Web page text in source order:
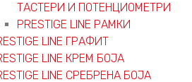
ТАСТЕРИ И ПОТЕНЦИОМЕТРИ
PRESTIGE LINE РАМКИ
LINE ГРАФИТ
LINE КРЕМ БОЈА
LINE СРЕБРЕНА БОЈА